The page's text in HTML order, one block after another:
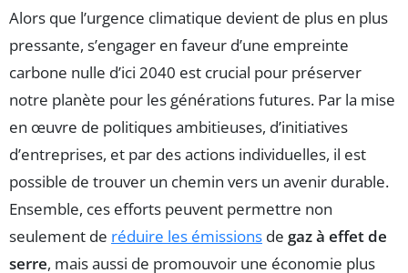
Alors que l’urgence climatique devient de plus en plus
pressante, s’engager en faveur d’une empreinte
carbone nulle d’ici 2040 est crucial pour préserver
notre planète pour les générations futures. Par la mise
en œuvre de politiques ambitieuses, d’initiatives
d’entreprises, et par des actions individuelles, il est
possible de trouver un chemin vers un avenir durable.
Ensemble, ces efforts peuvent permettre non
seulement de réduire les émissions de gaz à effet de
serre, mais aussi de promouvoir une économie plus